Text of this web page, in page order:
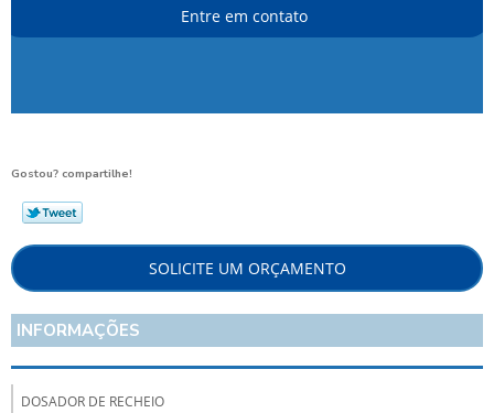
Entre em contato
Gostou? compartilhe!
SOLICITE UM ORÇAMENTO
INFORMAÇÕES
DOSADOR DE RECHEIO